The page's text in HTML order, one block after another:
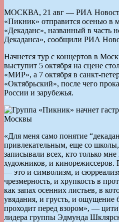
МОСКВА, 21 авг — РИА
«Пикник» отправится осенью в
«Декаданс», названный в часть
Декаданса», сообщили РИА
Начнется тур с концертов в
выступит 5 октября на сцене
«МИР», а 7 октября в санкт-
«Октябрьский», после чего
России и зарубежья.
«Для меня само понятие
привлекательным, еще со школы,
записывали всех, кто только
художников, и кинорежиссеров.
— это и символизм, и
чрезмерность, и хрупкость в
как запах осенних листьев, в
увядания, и грусть, и ощущение
проходит перед взором», —
лидера группы Эдмунда